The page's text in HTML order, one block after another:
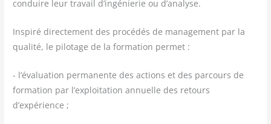
conduire leur tra­vail d’ingénierie ou d’analyse.
Ins­pi­ré direc­te­ment des pro­cé­dés de mana­ge­ment par la
qua­li­té, le pilo­tage de la for­ma­tion permet :
- l’évaluation per­ma­nente des actions et des par­cours de
for­ma­tion par l’exploitation annuelle des retours
d’expérience ;